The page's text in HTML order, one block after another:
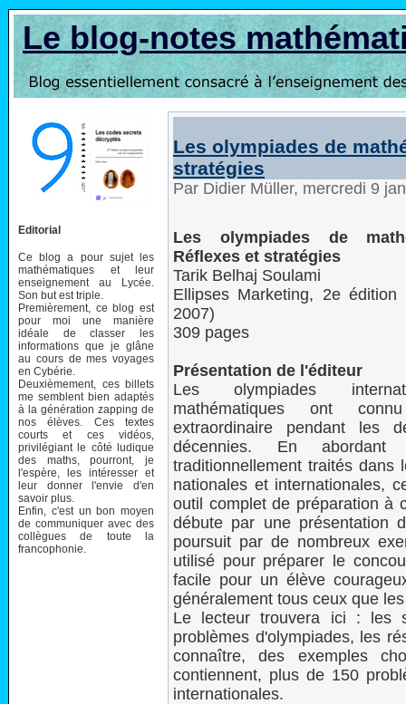
Le blog-notes
Editorial
Ce blog a pour sujet les
mathématiques et leur
enseignement au Lycée.
Son but est triple.
Premièrement, ce blog est
pour moi une manière
idéale de classer les
informations que je glâne
au cours de mes voyages
en Cybérie.
Deuxièmement, ces billets
me semblent bien adaptés
à la génération zapping de
nos élèves. Ces textes
courts et ces vidéos,
privilégiant le côté ludique
des maths, pourront, je
l'espère, les intéresser et
leur donner l'envie d'en
savoir plus.
Enfin, c'est un bon moyen
de communiquer avec des
collègues de toute la
francophonie.
Les olympiades de
stratégies
Par Didier Müller, mercredi 9
Les olympiades de
Réflexes et stratégies
Tarik Belhaj Soulami
Ellipses Marketing, 2e édition
2007)
309 pages
Présentation de l'éditeur
Les olympiades
mathématiques ont
extraordinaire pendant les
décennies. En abordant
traditionnellement traités dans
nationales et internationales,
outil complet de préparation à
débute par une présentation
poursuit par de nombreux
utilisé pour préparer le
facile pour un élève
généralement tous ceux que
Le lecteur trouvera ici : les
problèmes d'olympiades, les
connaître, des exemples
contiennent, plus de 150
internationales.